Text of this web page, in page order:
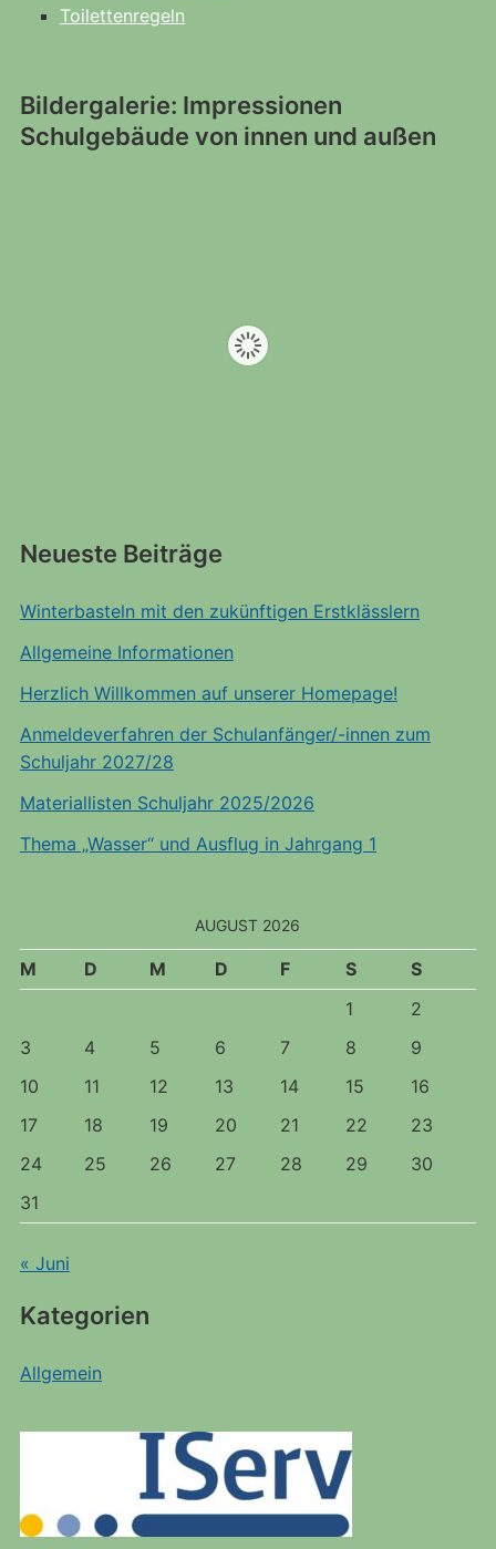
Bildergalerie: Impressionen
Schulgebäude von innen und außen
Neueste Beiträge
Winterbasteln mit den zukünftigen Erstklässlern
Allgemeine Informationen
Herzlich Willkommen auf unserer Homepage!
Anmeldeverfahren der Schulanfänger/-innen zum
Schuljahr 2027/28
Materiallisten Schuljahr 2025/2026
Thema „Wasser“ und Ausflug in Jahrgang 1
AUGUST 2026
M D M D F S
S
1
2
3
4 5 6 7 8
9
10
11 12 13 14 15
16
17
18 19 20 21 22
23
24
25 26 27 28 29
30
31
« Juni
Kategorien
Allgemein
Toilettenregeln